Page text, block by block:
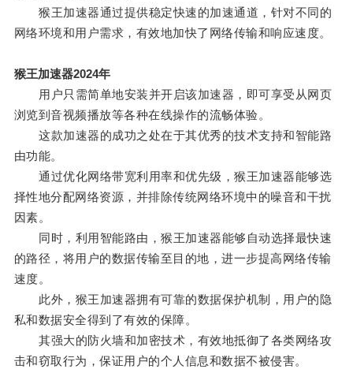
猴王加速器通过提供稳定快速的加速通道，针对不同的
网络环境和用户需求，有效地加快了网络传输和响应速度。
猴王加速器2024年
用户只需简单地安装并开启该加速器，即可享受从网页
浏览到音视频播放等各种在线操作的流畅体验。
这款加速器的成功之处在于其优秀的技术支持和智能路
由功能。
通过优化网络带宽利用率和优先级，猴王加速器能够选
择性地分配网络资源，并排除传统网络环境中的噪音和干扰
因素。
同时，利用智能路由，猴王加速器能够自动选择最快速
的路径，将用户的数据传输至目的地，进一步提高网络传输
速度。
此外，猴王加速器拥有可靠的数据保护机制，用户的隐
私和数据安全得到了有效的保障。
其强大的防火墙和加密技术，有效地抵御了各类网络攻
击和窃取行为，保证用户的个人信息和数据不被侵害。